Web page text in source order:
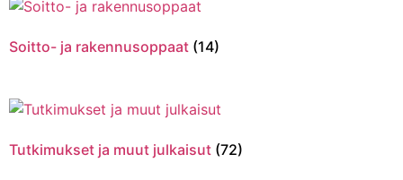
Soitto- ja rakennusoppaat (14)
Tutkimukset ja muut julkaisut (72)